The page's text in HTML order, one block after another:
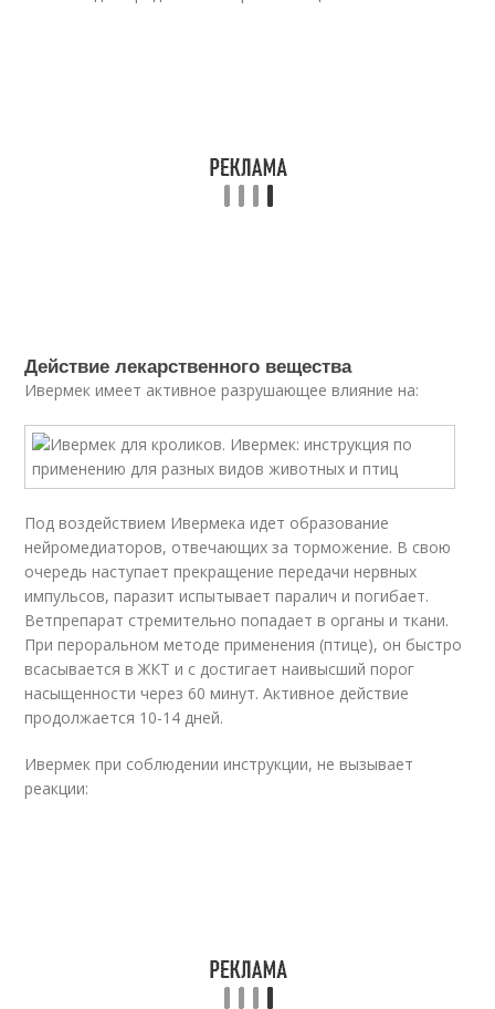
Действие лекарственного вещества
Ивермек имеет активное разрушающее влияние на:
Под воздействием Ивермека идет образование
нейромедиаторов, отвечающих за торможение. В свою
очередь наступает прекращение передачи нервных
импульсов, паразит испытывает паралич и погибает.
Ветпрепарат стремительно попадает в органы и ткани.
При пероральном методе применения (птице), он быстро
всасывается в ЖКТ и с достигает наивысший порог
насыщенности через 60 минут. Активное действие
продолжается 10-14 дней.
Ивермек при соблюдении инструкции, не вызывает
реакции: